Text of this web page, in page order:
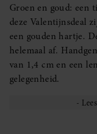
Groen en goud: een
deze Valentijnsdeal
een gouden hartje.
helemaal af.
van 1,4 cm en een
gelegenheid.